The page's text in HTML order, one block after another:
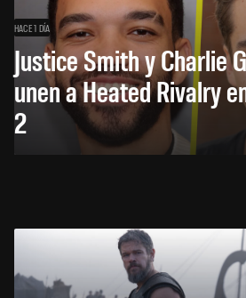
HACE 1 DÍA
Justice Smith y Charlie
unen a Heated Rivalry
2